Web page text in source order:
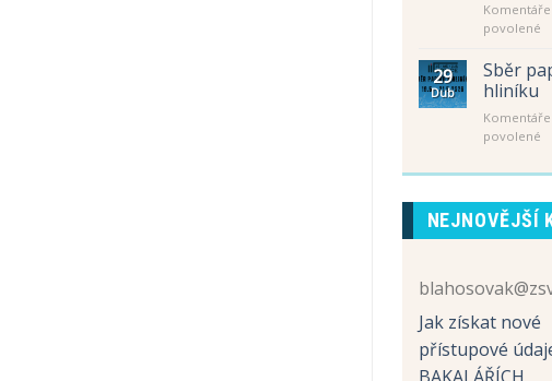
povolenéu
s
29
Dub
Sběr
hliníku
povolenéu
s
NEJNOVĚJŠÍ
Jak získat nové
přístupové